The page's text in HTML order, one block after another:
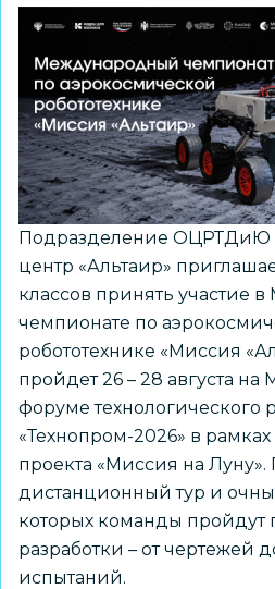
приглашают
участие
в
III
симпозиуме
«Создавая
будущее»
Подразделение ОЦРТДиЮ
центр «Альтаир»
классов принять участие
чемпионате по
робототехнике «Миссия
пройдет 26 – 28 августа
форуме технологического
«Технопром-2026» в рамках
проекта «Миссия на Луну».
дистанционный тур и
которых команды пройдут
разработки – от чертежей
испытаний.